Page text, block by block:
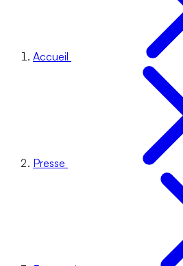
Accueil
Presse